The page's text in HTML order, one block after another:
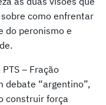
como enfrentar
do peronismo e
– Fração
debate “argentino”,
construir força